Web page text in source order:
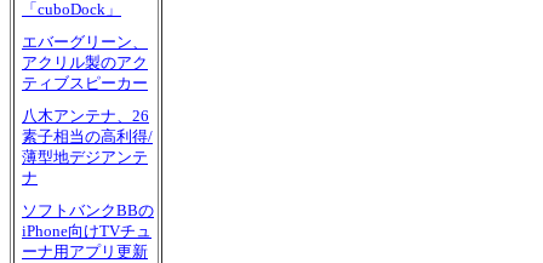
「cuboDock」
エバーグリーン、
アクリル製のアク
ティブスピーカー
八木アンテナ、26
素子相当の高利得/
薄型地デジアンテ
ナ
ソフトバンクBBの
iPhone向けTVチュ
ーナ用アプリ更新